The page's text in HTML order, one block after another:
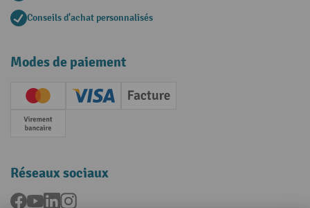
Conseils d'achat personnalisés
Modes de paiement
Creditcard (Master)Creditcard (Visa)
Facture
Paiement anticipé
Réseaux sociaux
Facebook
YouTubeLinkedInInstagram